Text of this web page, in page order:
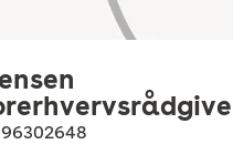
96302648